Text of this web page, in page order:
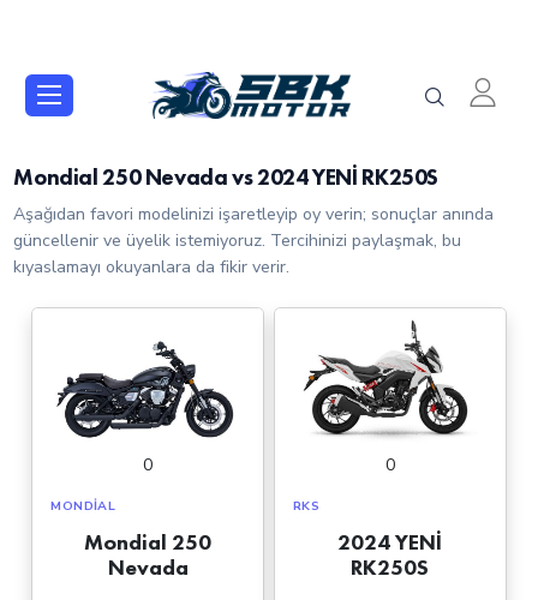
Mondial 250 Nevada vs 2024 YENİ RK250S
Aşağıdan favori modelinizi işaretleyip oy verin; sonuçlar anında
güncellenir ve üyelik istemiyoruz. Tercihinizi paylaşmak, bu
kıyaslamayı okuyanlara da fikir verir.
0
MONDIAL
Mondial 250
Nevada
0
RKS
2024 YENİ
RK250S